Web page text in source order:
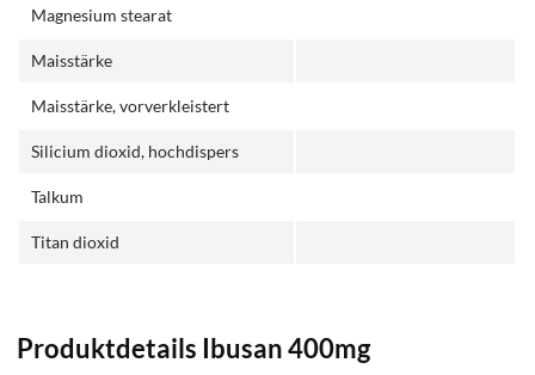
Magnesium stearat
Maisstärke
Maisstärke, vorverkleistert
Silicium dioxid, hochdispers
Talkum
Titan dioxid
Produktdetails Ibusan 400mg